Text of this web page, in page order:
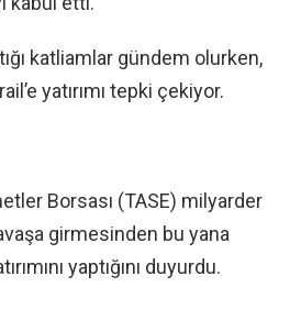
katliamlar gündem olurken,
yatırımı tepki çekiyor.
Borsası (TASE) milyarder
girmesinden bu yana
yaptığını duyurdu.